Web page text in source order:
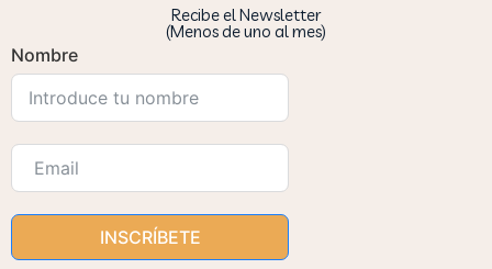
Recibe el Newsletter
(Menos de uno al mes)
Nombre
INSCRÍBETE